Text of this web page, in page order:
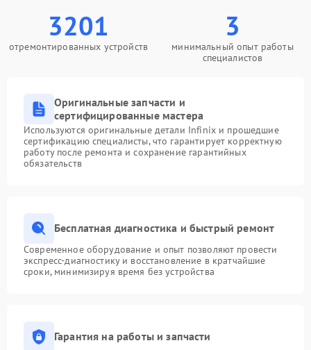
3201
отремонтированных устройств
3
минимальный опыт работы
специалистов
Оригинальные запчасти и
сертифицированные мастера
Используются оригинальные детали Infinix и прошедшие
сертификацию специалисты, что гарантирует корректную
работу после ремонта и сохранение гарантийных
обязательств
Бесплатная диагностика и быстрый ремонт
Современное оборудование и опыт позволяют провести
экспресс-диагностику и восстановление в кратчайшие
сроки, минимизируя время без устройства
Гарантия на работы и запчасти